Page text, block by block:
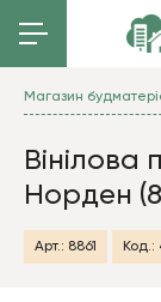
Магазин
Норден
Арт.: 8861 Код.: